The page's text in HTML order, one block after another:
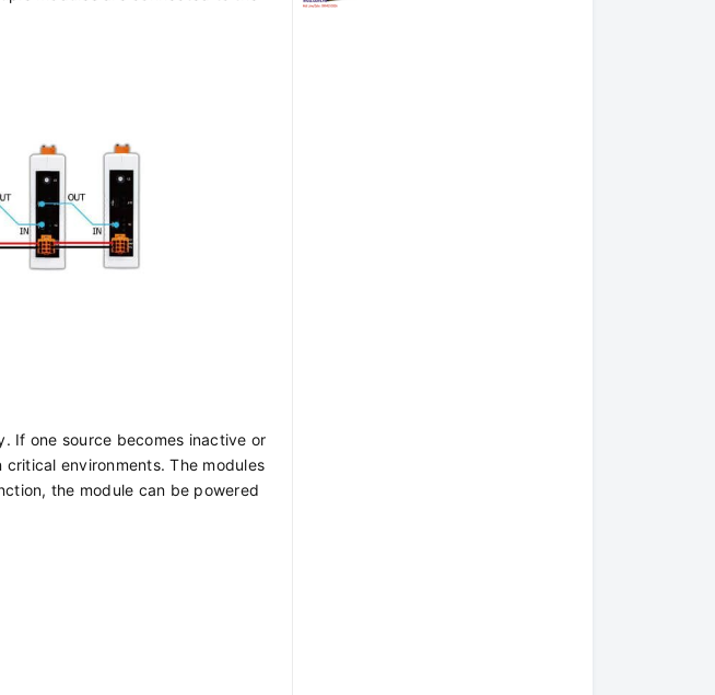
If one source becomes inactive or
environments. The modules
the module can be powered